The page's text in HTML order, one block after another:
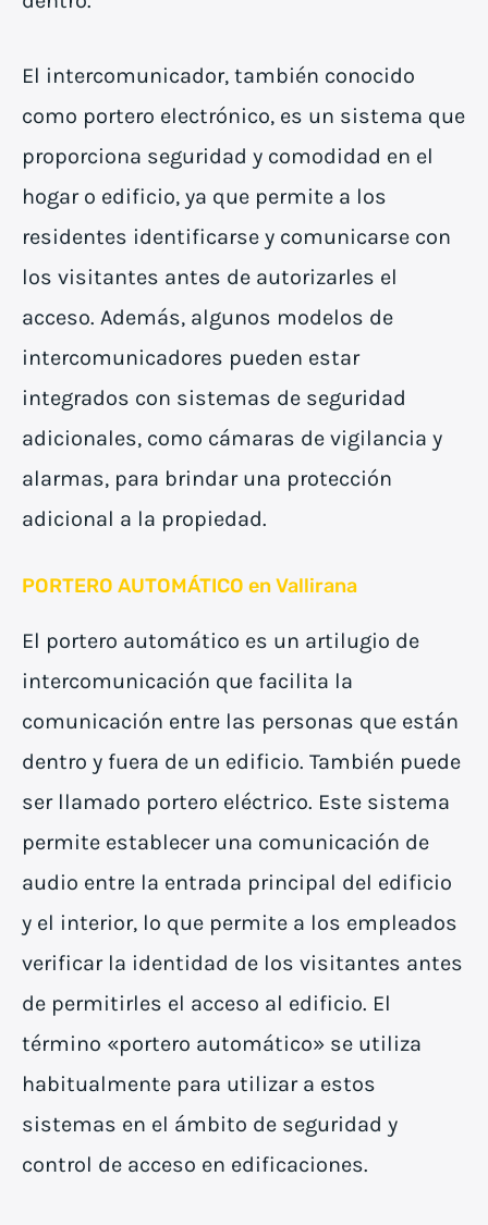
El intercomunicador, también conocido
como portero electrónico, es un sistema que
proporciona seguridad y comodidad en el
hogar o edificio, ya que permite a los
residentes identificarse y comunicarse con
los visitantes antes de autorizarles el
acceso. Además, algunos modelos de
intercomunicadores pueden estar
integrados con sistemas de seguridad
adicionales, como cámaras de vigilancia y
alarmas, para brindar una protección
adicional a la propiedad.
PORTERO AUTOMÁTICO en Vallirana
El portero automático es un artilugio de
intercomunicación que facilita la
comunicación entre las personas que están
dentro y fuera de un edificio. También puede
ser llamado portero eléctrico. Este sistema
permite establecer una comunicación de
audio entre la entrada principal del edificio
y el interior, lo que permite a los empleados
verificar la identidad de los visitantes antes
de permitirles el acceso al edificio. El
término «portero automático» se utiliza
habitualmente para utilizar a estos
sistemas en el ámbito de seguridad y
control de acceso en edificaciones.